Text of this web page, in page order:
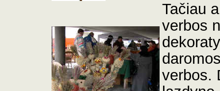
Tačiau
verbos
verbos.